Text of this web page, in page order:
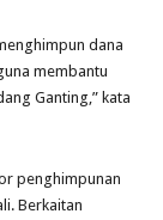
dana
membantu
Ganting,” kata
penghimpunan
Berkaitan